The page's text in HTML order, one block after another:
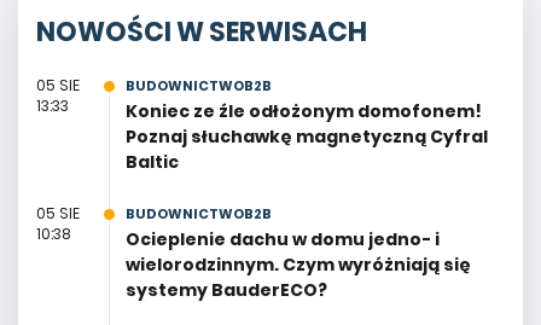
NOWOŚCI W SERWISACH
05 SIE
13:33
BUDOWNICTWOB2B
Koniec ze źle odłożonym domofonem!
Poznaj słuchawkę magnetyczną Cyfral
Baltic
05 SIE
10:38
BUDOWNICTWOB2B
Ocieplenie dachu w domu jedno- i
wielorodzinnym. Czym wyróżniają się
systemy BauderECO?